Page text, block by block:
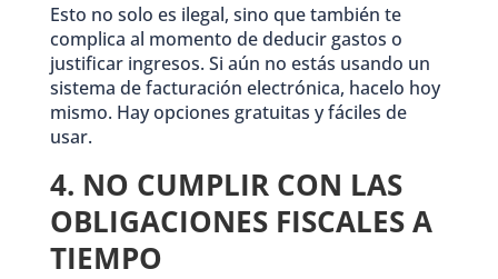
Esto no solo es ilegal, sino que también te
complica al momento de deducir gastos o
justificar ingresos. Si aún no estás usando un
sistema de facturación electrónica, hacelo hoy
mismo. Hay opciones gratuitas y fáciles de
usar.
4. NO CUMPLIR CON LAS
OBLIGACIONES FISCALES A
TIEMPO